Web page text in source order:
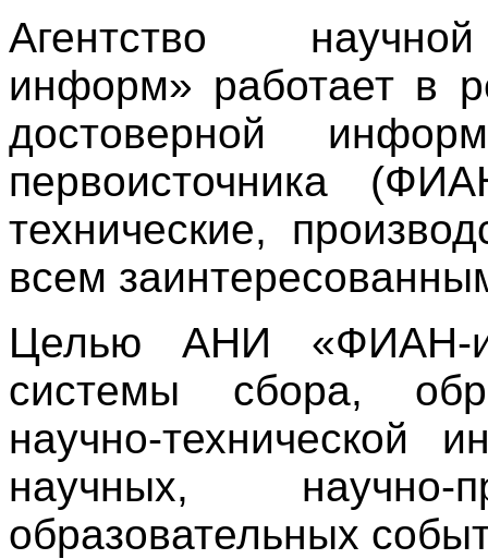
Агентство
информ» работает в
достоверной
первоисточника
технические,
всем
Целью АНИ «ФИАН-
системы сбора,
научно-технической
научных,
образовательных